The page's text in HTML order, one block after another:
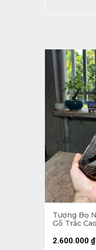
Tượng Bọ
Gỗ Trắc
2.600.000 ₫